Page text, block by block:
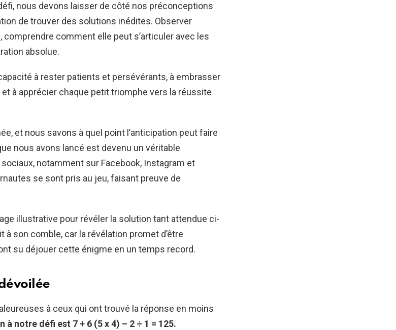
nous devons laisser de côté nos préconceptions
de trouver des solutions inédites. Observer
comprendre comment elle peut s’articuler avec les
absolue.
à rester patients et persévérants, à embrasser
à apprécier chaque petit triomphe vers la réussite
et nous savons à quel point l’anticipation peut faire
nous avons lancé est devenu un véritable
notamment sur Facebook, Instagram et
se sont pris au jeu, faisant preuve de
illustrative pour révéler la solution tant attendue ci-
à son comble, car la révélation promet d’être
su déjouer cette énigme en un temps record.
à ceux qui ont trouvé la réponse en moins
à notre défi est 7 + 6 (5 x 4) – 2 ÷ 1 = 125.